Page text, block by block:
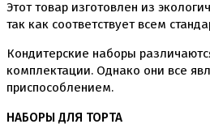
Формы
Формы для
Шпателя
Этот товар изготовлен из
так как соответствует всем
Кондитерские наборы
комплектации. Однако они все
приспособлением.
НАБОРЫ ДЛЯ ТОРТА